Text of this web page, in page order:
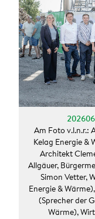
Am Foto v.l.n.r.:
Kelag Energie &
Architekt
Allgäuer,
Simon Vetter,
Energie &
(Sprecher der
Wärme),